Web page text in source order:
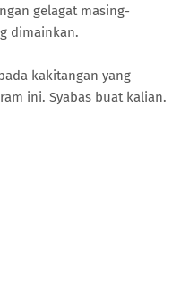
gelagat masing-
dimainkan.
kakitangan yang
ini. Syabas buat kalian.